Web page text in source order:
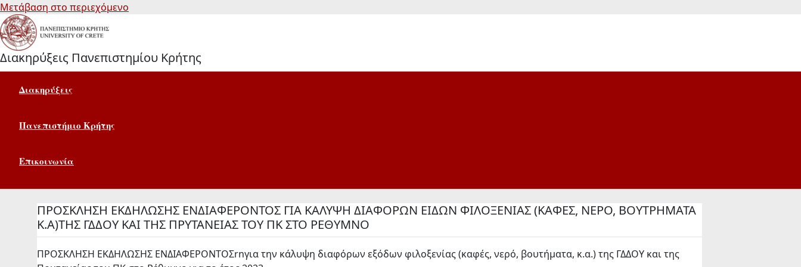
Μετάβαση στο περιεχόμενο
Διακηρύξεις Πανεπιστημίου Κρήτης
Διακηρύξεις
Πανεπιστήμιο Κρήτης
Επικοινωνία
ΠΡΟΣΚΛΗΣΗ ΕΚΔΗΛΩΣΗΣ ΕΝΔΙΑΦΕΡΟΝΤΟΣ ΓΙΑ ΚΑΛΥΨΗ ΔΙΑΦΟΡΩΝ ΕΙΔΩΝ ΦΙΛΟΞΕΝΙΑΣ (ΚΑΦΕΣ, ΝΕΡΟ, ΒΟΥΤΡΗΜΑΤΑ
Κ.Α)ΤΗΣ ΓΔΔΟΥ ΚΑΙ ΤΗΣ ΠΡΥΤΑΝΕΙΑΣ ΤΟΥ ΠΚ ΣΤΟ ΡΕΘΥΜΝΟ
ΠΡΟΣΚΛΗΣΗ ΕΚΔΗΛΩΣΗΣ ΕΝΔΙΑΦΕΡΟΝΤΟΣrnγια την κάλυψη διαφόρων εξόδων φιλοξενίας (καφές, νερό, βουτήματα, κ.α.) της ΓΔΔΟΥ και της